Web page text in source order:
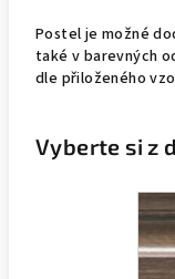
Postel je možné
také v barevných
dle přiloženého
Vyberte si z